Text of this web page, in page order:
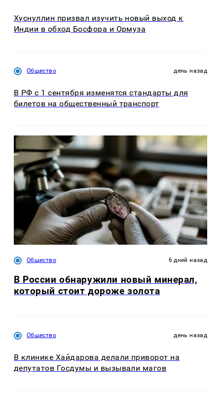
Хуснуллин призвал изучить новый выход к
Индии в обход Босфора и Ормуза
Общество день назад
В РФ с 1 сентября изменятся стандарты для
билетов на общественный транспорт
Общество 6 дней назад
В России обнаружили новый минерал,
который стоит дороже золота
Общество день назад
В клинике Хайдарова делали приворот на
депутатов Госдумы и вызывали магов